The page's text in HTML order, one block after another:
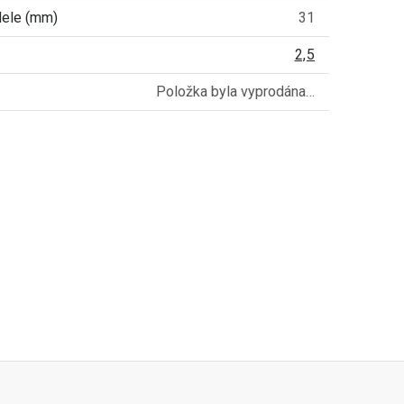
(mm) 31
2,5
Položka byla vyprodána…